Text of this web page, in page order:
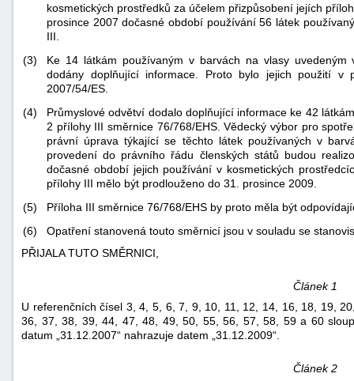
kosmetických prostředků za účelem přizpůsobení jejích
prosince 2007 dočasné období používání 56 látek
III.
(3)
Ke 14 látkám používaným v barvách na vlasy
dodány doplňující informace. Proto bylo jejich použití v
2007/54/ES.
(4)
Průmyslové odvětví dodalo doplňující informace ke 42
2 přílohy III směrnice 76/768/EHS. Vědecký výbor pro
právní úprava týkající se těchto látek používaných v
provedení do právního řádu členských států budou
dočasné období jejich používání v kosmetických
přílohy III mělo být prodlouženo do 31. prosince 2009.
(5)
Příloha III směrnice 76/768/EHS by proto měla být
(6)
Opatření stanovená touto směrnicí jsou v souladu se
PŘIJALA TUTO SMĚRNICI,
Článek 1
U referenčních čísel 3, 4, 5, 6, 7, 9, 10, 11, 12, 14, 16, 18, 19,
36, 37, 38, 39, 44, 47, 48, 49, 50, 55, 56, 57, 58, 59 a 60
datum „31.12.2007“ nahrazuje datem „31.12.2009“.
Článek 2
+náhrady